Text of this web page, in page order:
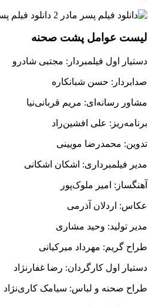
لیست عوامل پشت صحنه
دستیار اول فیلمبردار: مجتبی شادرو
صدابردار: حسن شبانکاره
مشاور رسانه‌ای: مریم قربانی‌نیا
برنامه‌ریز: علی افشین‌راد
تدوین: محمدرضا مویینی
مدیر فیلمبرداری: اشکان اشکانی
آھنگساز: امیر ملوک‌پور
عکاس: اردلان آذرمی
مدیر تولید: وحید مشاری
طراح گریم: مھرداد میرکیانی
دستیار اول کارگردان: رضا غفارنژاد
طراح صحنه و لباس: سیامک کاری‌نژاد